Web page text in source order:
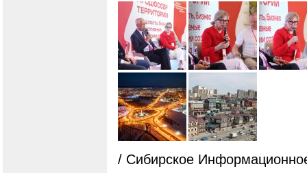
/ Сибирское